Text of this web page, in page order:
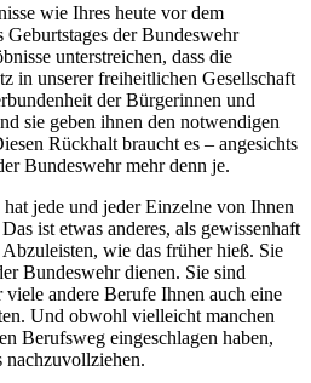
wie Ihres heute vor dem
Geburtstages der Bundeswehr
unterstreichen, dass die
in unserer freiheitlichen Gesellschaft
der Bürgerinnen und
sie geben ihnen den notwendigen
Rückhalt braucht es – angesichts
Bundeswehr mehr denn je.
jede und jeder Einzelne von Ihnen
ist etwas anderes, als gewissenhaft
wie das früher hieß. Sie
Bundeswehr dienen. Sie sind
andere Berufe Ihnen auch eine
Und obwohl vielleicht manchen
Berufsweg eingeschlagen haben,
nachzuvollziehen.